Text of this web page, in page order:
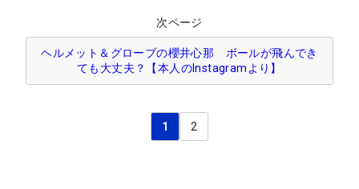
次ページ
ヘルメット＆グローブの櫻井心那 ボールが飛んでき
ても大丈夫？【本人のInstagramより】
1 2